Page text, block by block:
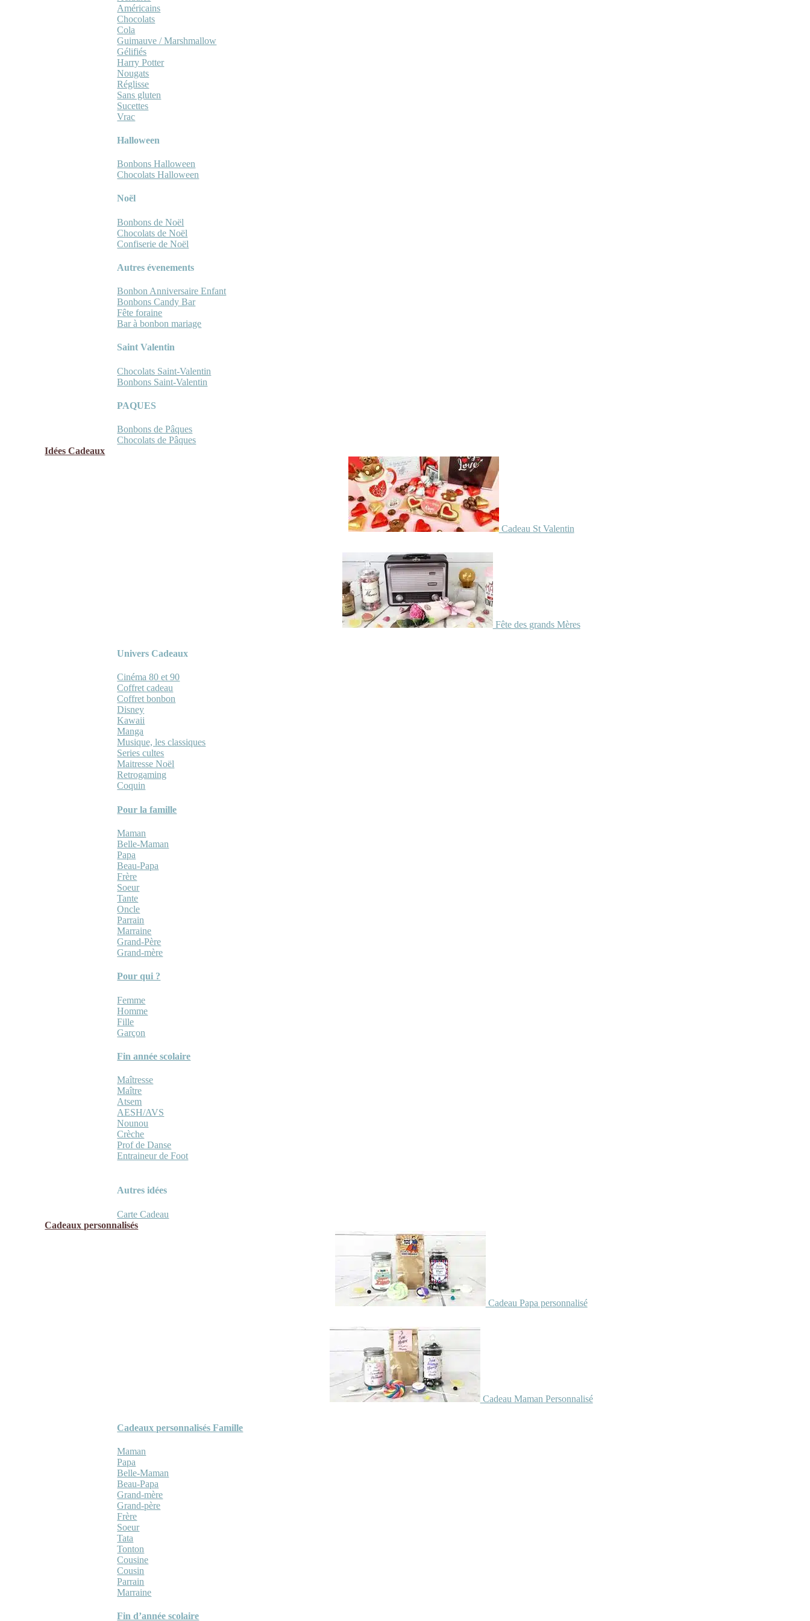
Américains
Chocolats
Cola
Guimauve / Marshmallow
Gélifiés
Harry Potter
Nougats
Réglisse
Sans gluten
Sucettes
Vrac
Halloween
Bonbons Halloween
Chocolats Halloween
Noël
Bonbons de Noël
Chocolats de Noël
Confiserie de Noël
Autres évenements
Bonbon Anniversaire Enfant
Bonbons Candy Bar
Fête foraine
Bar à bonbon mariage
Saint Valentin
Chocolats Saint-Valentin
Bonbons Saint-Valentin
PAQUES
Bonbons de Pâques
Chocolats de Pâques
Idées Cadeaux
Cadeau St Valentin
Fête des grands Mères
Univers Cadeaux
Cinéma 80 et 90
Coffret cadeau
Coffret bonbon
Disney
Kawaii
Manga
Musique, les classiques
Series cultes
Maitresse Noël
Retrogaming
Coquin
Pour la famille
Maman
Belle-Maman
Papa
Beau-Papa
Frère
Soeur
Tante
Oncle
Parrain
Marraine
Grand-Père
Grand-mère
Pour qui ?
Femme
Homme
Fille
Garçon
Fin année scolaire
Maîtresse
Maître
Atsem
AESH/AVS
Nounou
Crèche
Prof de Danse
Entraineur de Foot
Autres idées
Carte Cadeau
Cadeaux personnalisés
Cadeau Papa personnalisé
Cadeau Maman Personnalisé
Cadeaux personnalisés Famille
Maman
Papa
Belle-Maman
Beau-Papa
Grand-mère
Grand-père
Frère
Soeur
Tata
Tonton
Cousine
Cousin
Parrain
Marraine
Fin d’année scolaire